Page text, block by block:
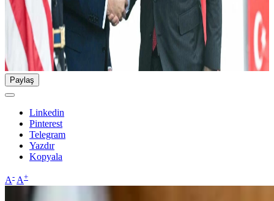
Paylaş
Linkedin
Pinterest
Telegram
Yazdır
Kopyala
A- A+